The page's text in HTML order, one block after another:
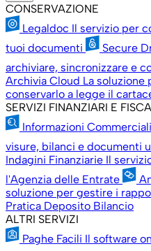
CONSERVAZIONE
Legaldoc Il servizio per
tuoi documenti
Secure
archiviare, sincronizzare e
Archivia Cloud La soluzione
conservarlo a legge il
SERVIZI FINANZIARI E
Informazioni Commerciali
visure, bilanci e documenti
Indagini Finanziarie Il
l'Agenzia delle Entrate
soluzione per gestire i
Pratica Deposito Bilancio
ALTRI SERVIZI
Paghe Facili Il software